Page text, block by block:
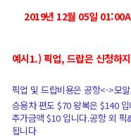
2019년 12월 05일
예시1.) 픽업, 드랍은 신청하
픽업 및 드랍비용은 공항<->모
승용차 편도 $70 왕복은 $140
추가금액 $10 입니다.공항 외 픽
됩니다